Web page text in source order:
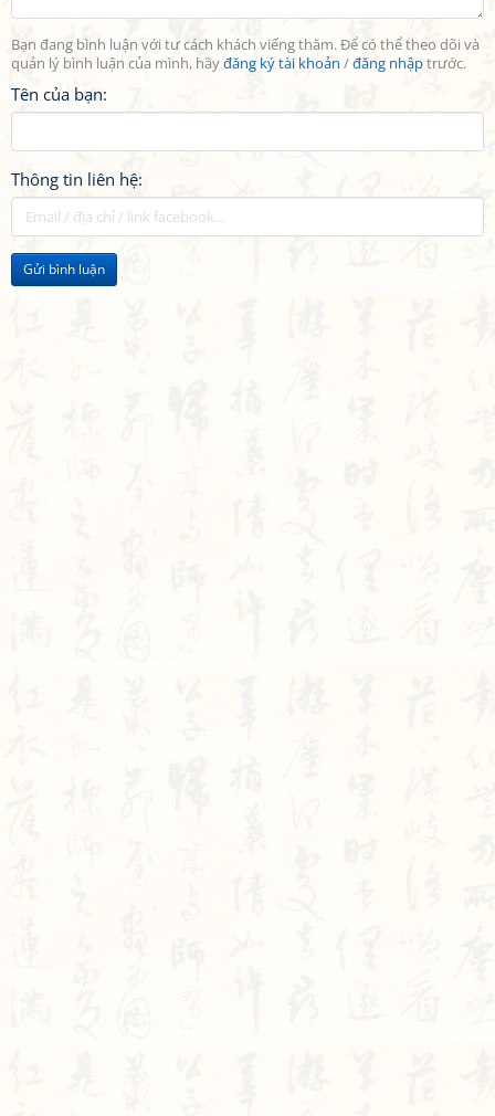
Bạn đang bình luận với tư cách khách viếng thăm. Để có thể theo dõi và
quản lý bình luận của mình, hãyđăng ký tài khoản /đăng nhậptrước.
Tên của bạn:
Thông tin liên hệ:
Gửi bình luận